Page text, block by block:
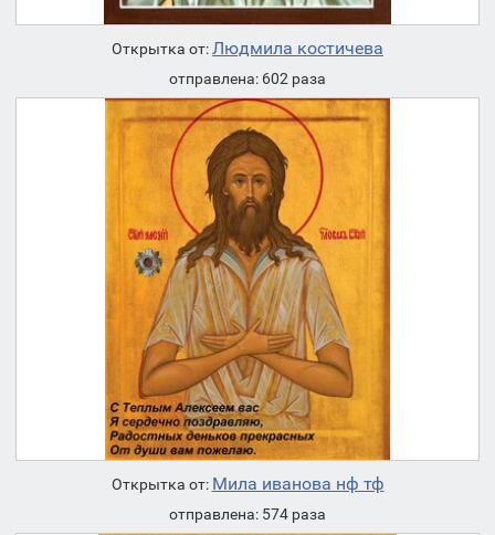
Открытка от:Людмила костичева
отправлена: 602 раза
Открытка от: Мила иванова нф тф
отправлена: 574 раза